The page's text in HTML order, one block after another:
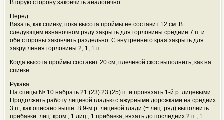
Вторую сторону закончить аналогично.
Перед
Вязать, как спинку, пока высота проймы не составит 12 см. В
следующем изнаночном ряду закрыть для горловины средние 7 п. и
обе стороны закончить раздельно. С внутреннего края закрыть для
закругления горловины 2, 1, 1 п.
Когда высота проймы составит 20 см, плечевой скос выполнить, как на
спинке.
Рукава
На спицы № 10 набрать 21 (23) 23 (25) п. и провязать 1-й р. лицевыми.
Продолжить работу лицевой гладью с ажурными дорожками на средних
3 п., как описано выше. В 9-м р. лицевой глади (= лиц. ряд) выполнить
прибавки: лиц. кром., 1 лиц., 1 прибавка, вязать до последних 2 п., 1